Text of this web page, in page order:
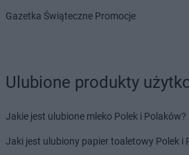
Gazetka Świąteczne Promocje
Ulubione produkty
Jakie jest ulubione mleko Polek i Polaków?
Jaki jest ulubiony papier toaletowy Polek i